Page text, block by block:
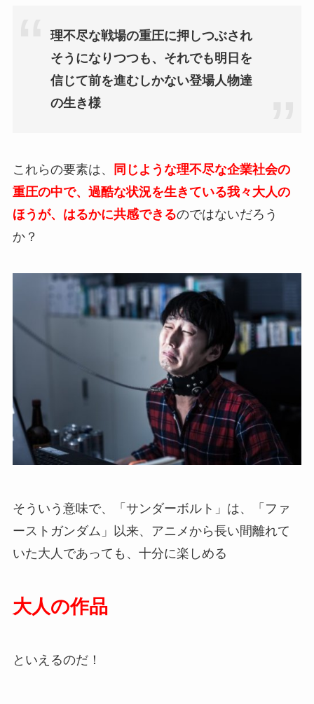
理不尽な戦場の重圧に押しつぶされ
そうになりつつも、それでも明日を
信じて前を進むしかない登場人物達
の生き様
これらの要素は、
同じような理不尽な企業社会の
重圧の中で、過酷な状況を生きている我々大人の
ほうが、はるかに共感できるのではないだろう
か？
そういう意味で、「サンダーボルト」は、「ファ
ーストガンダム」以来、アニメから長い間離れて
いた大人であっても、十分に楽しめる
大人の作品
といえるのだ！